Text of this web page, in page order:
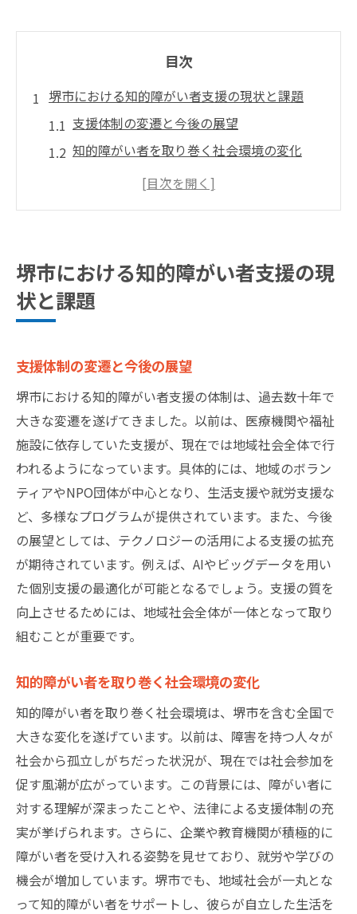
目次
堺市における知的障がい者支援の現状と課題
支援体制の変遷と今後の展望
知的障がい者を取り巻く社会環境の変化
現場で直面する具体的な課題
現場からの声: 支援の現実と期待
知的障がい者が地域社会で自立するための具体
的な支援策
就労支援の最新動向
教育機関との連携によるスキル向上
地域ボランティア活動による支援
テクノロジーを活用した自立支援
家族との協力体制の構築
医療機関と福祉施設の連携がもたらす知的障が
い者の生活向上
医療と福祉の連携モデル事例
地域医療資源の活用法
福祉施設の多機能化の実態
連携がもたらす具体的な効果
課題と今後の改善策
堺市で提供される知的障がい者向けカスタマイ
ズ支援の魅力
個々のニーズに応じた支援の実例
利用者の声から見る支援の効果
地域特性を活かした支援策
カスタマイズ支援の導入プロセス
成功事例から学ぶカスタマイズ支援の秘訣
支援の質向上に向けた取り組み
堺市における知的障がい者支援の現
状と課題
支援体制の変遷と今後の展望
堺市における知的障がい者支援の体制は、過去数十年で
大きな変遷を遂げてきました。以前は、医療機関や福祉
施設に依存していた支援が、現在では地域社会全体で行
われるようになっています。具体的には、地域のボラン
ティアやNPO団体が中心となり、生活支援や就労支援な
ど、多様なプログラムが提供されています。また、今後
の展望としては、テクノロジーの活用による支援の拡充
が期待されています。例えば、AIやビッグデータを用い
た個別支援の最適化が可能となるでしょう。支援の質を
向上させるためには、地域社会全体が一体となって取り
組むことが重要です。
知的障がい者を取り巻く社会環境の変化
知的障がい者を取り巻く社会環境は、堺市を含む全国で
大きな変化を遂げています。以前は、障害を持つ人々が
社会から孤立しがちだった状況が、現在では社会参加を
促す風潮が広がっています。この背景には、障がい者に
対する理解が深まったことや、法律による支援体制の充
実が挙げられます。さらに、企業や教育機関が積極的に
障がい者を受け入れる姿勢を見せており、就労や学びの
機会が増加しています。堺市でも、地域社会が一丸とな
って知的障がい者をサポートし、彼らが自立した生活を